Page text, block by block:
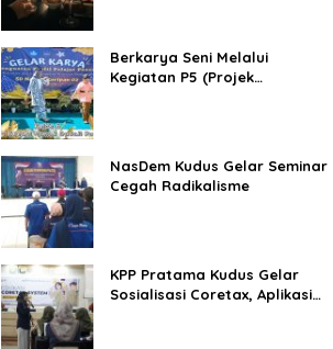
Berkarya Seni Melalui
Kegiatan P5 (Projek
NasDem Kudus Gelar Seminar
Cegah Radikalisme
KPP Pratama Kudus Gelar
Sosialisasi Coretax, Aplikasi